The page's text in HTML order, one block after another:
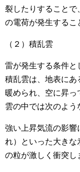
裂したりすることで
の電荷が発生するこ
（２）積乱雲
雷が発生する条件と
積乱雲は、地表にあ
暖められ、空に昇っ
雲の中では次のよう
強い上昇気流の影響
れ）といった大きな
の粒が激しく衝突し